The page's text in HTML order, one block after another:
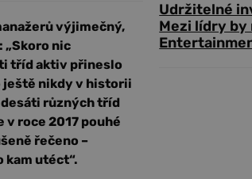
výjimečný,
„Skoro nic
tříd aktiv přineslo
ještě nikdy v historii
různých tříd
roce 2017 pouhé
řečeno –
kam utéct“.
Udržitelné
Mezi lídry